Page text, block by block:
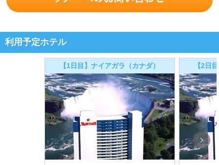
利用予定ホテル
【1日目】ナイアガラ（カナダ） 【2日